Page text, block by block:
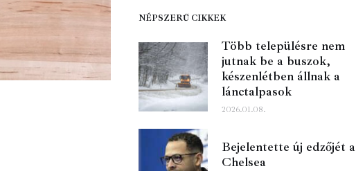
NÉPSZERŰ CIKKEK
Több településre nem
jutnak be a buszok,
készenlétben állnak a
lánctalpasok
2026.01.08.
Bejelentette új edzőjét a
Chelsea